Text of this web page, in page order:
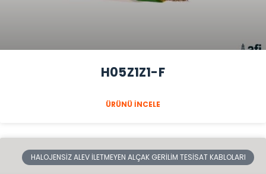
H05Z1Z1-F
ÜRÜNÜ İNCELE
HALOJENSIZ ALEV İLETMEYEN ALÇAK GERILIM TESISAT KABLOLARI